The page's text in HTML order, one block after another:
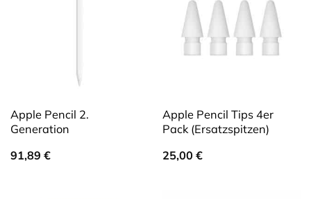
Apple Pencil 2.
Generation
91,89 €
Apple Pencil Tips 4er
Pack (Ersatzspitzen)
25,00 €